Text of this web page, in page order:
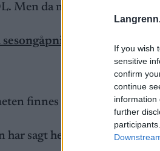
If you wish
sensitive
confirm
continue
information
further
Men da må han gå
i langrenn
finnes ikke interessert.
har sagt hele tiden. Det er